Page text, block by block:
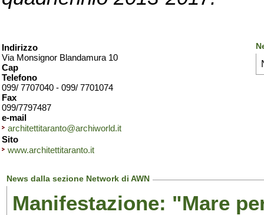
Indirizzo
Via Monsignor Blandamura 10
Cap
Telefono
099/ 7707040 - 099/ 7701074
Fax
099/7797487
e-mail
architettitaranto@archiworld.it
Sito
www.architettitaranto.it
News dalla sezione Network di AWN
Manifestazione: "Mare